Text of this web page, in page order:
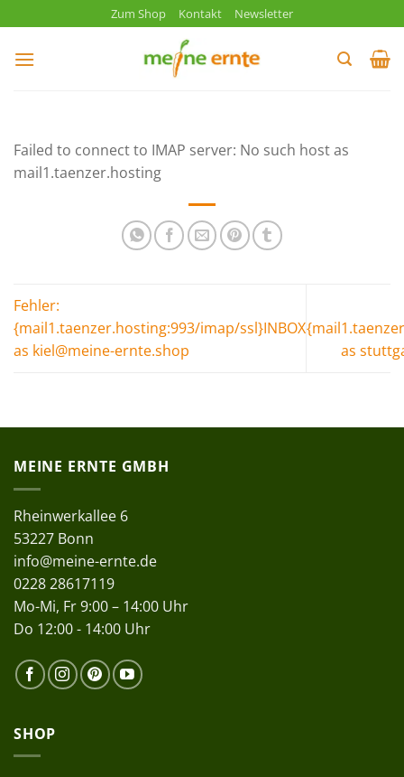
Inhalt
springen
Zum Shop Kontakt Newsletter
Failed to connect to IMAP server: No such host as
mail1.taenzer.hosting
Fehler:
{mail1.taenzer.hosting:993/imap/ssl}INBOX
as kiel@meine-ernte.shop
as
MEINE ERNTE GMBH
Rheinwerkallee 6
53227 Bonn
info@meine-ernte.de
0228 28617119
Mo-Mi, Fr 9:00 – 14:00 Uhr
Do 12:00 - 14:00 Uhr
SHOP